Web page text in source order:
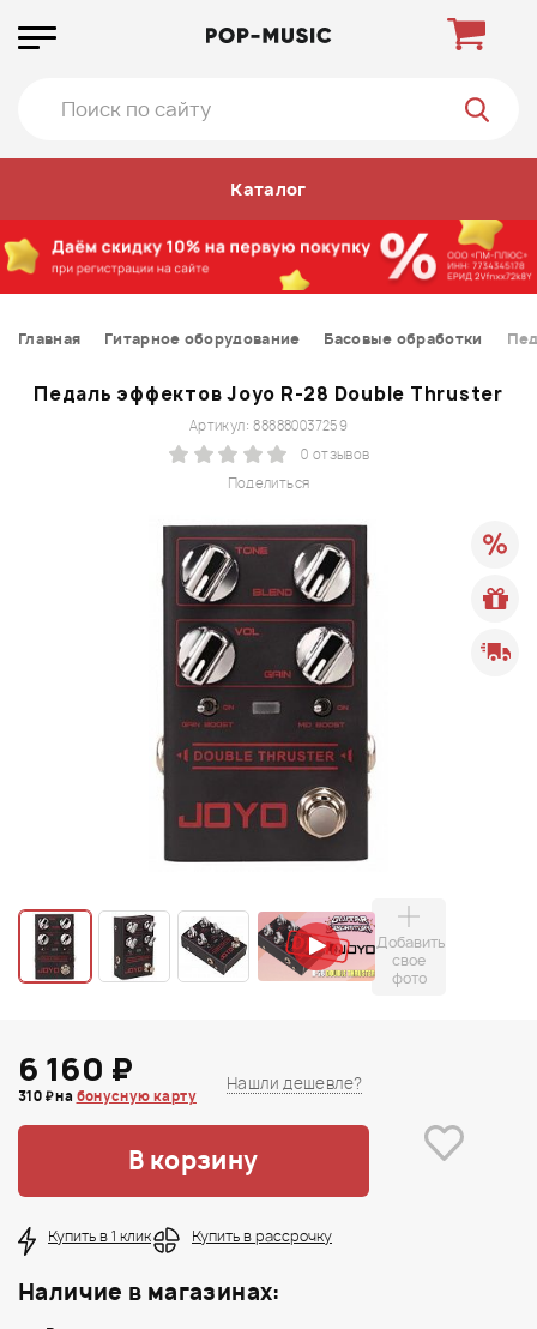
Каталог
Главная Гитарное оборудование Басовые обработки
Педаль эффектов Joyo R-28 Double Thruster
Поделиться
Артикул: 888880037259
0 отзывов
Добавить
свое
фото
6 160 ₽
310 ₽ на бонусную карту
Нашли дешевле?
В корзину
Купить в 1 клик Купить в рассрочку
Наличие в магазинах: